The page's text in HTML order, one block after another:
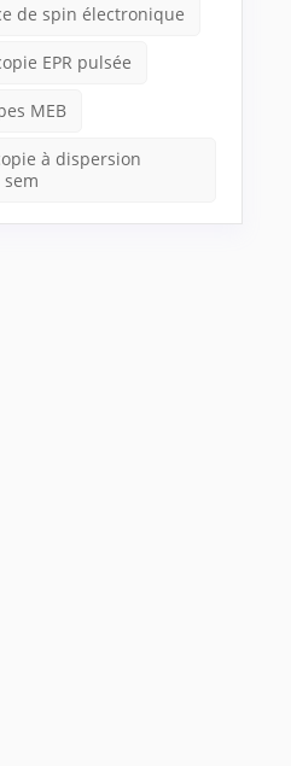
de spin électronique
EPR pulsée
MEB
à dispersion